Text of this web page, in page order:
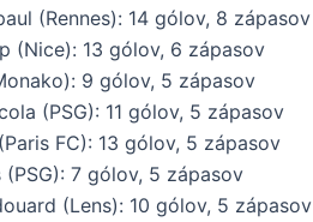
(Rennes): 14 gólov, 8 zápasov
(Nice): 13 gólov, 6 zápasov
9 gólov, 5 zápasov
(PSG): 11 gólov, 5 zápasov
FC): 13 gólov, 5 zápasov
7 gólov, 5 zápasov
(Lens): 10 gólov, 5 zápasov